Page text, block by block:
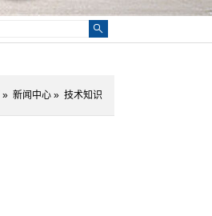
» 新闻中心 » 技术知识